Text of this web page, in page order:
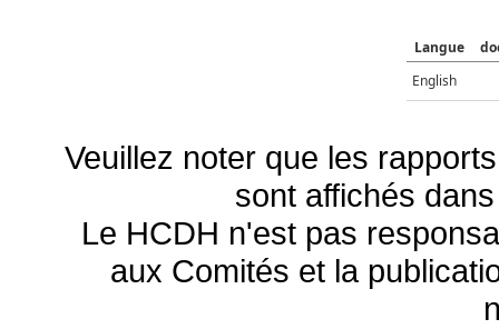
Langue
English
Veuillez noter que les
sont affichés
Le HCDH n'est pas
aux Comités et la